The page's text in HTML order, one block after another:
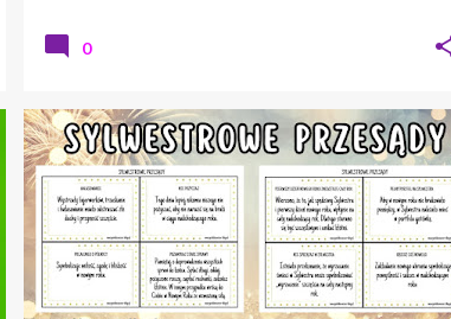
0
SYLWESTER